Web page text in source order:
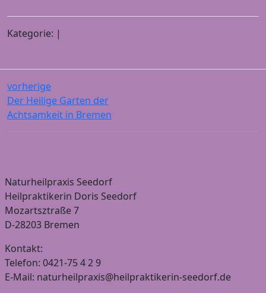
Kategorie: |
vorherige
Der Heilige Garten der
Achtsamkeit in Bremen
Naturheilpraxis Seedorf
Heilpraktikerin Doris Seedorf
Mozartsztraße 7
D-28203 Bremen
Kontakt:
Telefon: 0421-75 4 2 9
E-Mail: naturheilpraxis@heilpraktikerin-seedorf.de